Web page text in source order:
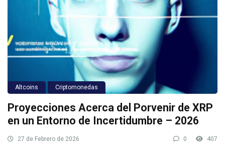
Altcoins Criptomonedas
Proyecciones Acerca del Porvenir de XRP
en un Entorno de Incertidumbre – 2026
27 de Febrero de 2026 0 407